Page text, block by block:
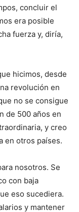
concluir el
era posible
fuerza y, diría,
hicimos, desde
revolución en
no se consigue
de 500 años en
y creo
en otros países.
nosotros. Se
con baja
eso sucediera.
y mantener